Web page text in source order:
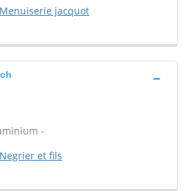
Menuiserie jacquot
-
Negrier et fils